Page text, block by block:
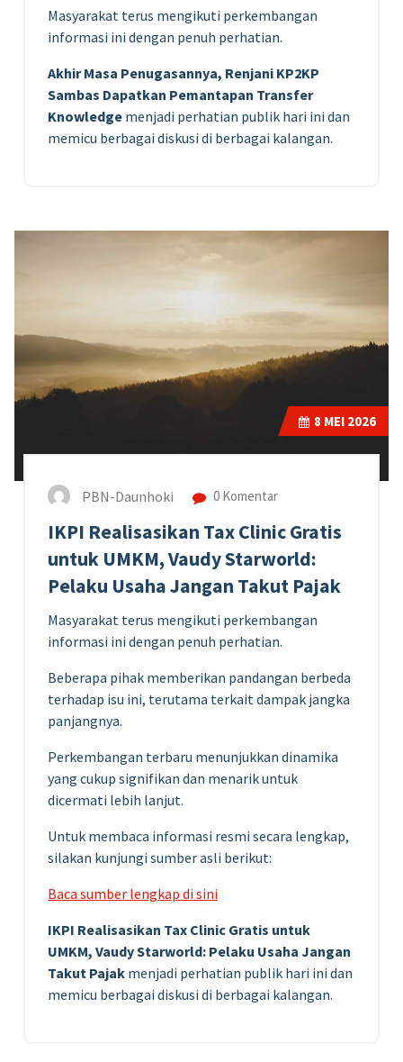
Masyarakat terus mengikuti perkembangan
informasi ini dengan penuh perhatian.
Akhir Masa Penugasannya, Renjani KP2KP
Sambas Dapatkan Pemantapan Transfer
Knowledge menjadi perhatian publik hari ini dan
memicu berbagai diskusi di berbagai kalangan.
8 MEI 2026
PBN-Daunhoki 0 Komentar
IKPI Realisasikan Tax Clinic Gratis
untuk UMKM, Vaudy Starworld:
Pelaku Usaha Jangan Takut Pajak
Masyarakat terus mengikuti perkembangan
informasi ini dengan penuh perhatian.
Beberapa pihak memberikan pandangan berbeda
terhadap isu ini, terutama terkait dampak jangka
panjangnya.
Perkembangan terbaru menunjukkan dinamika
yang cukup signifikan dan menarik untuk
dicermati lebih lanjut.
Untuk membaca informasi resmi secara lengkap,
silakan kunjungi sumber asli berikut:
Baca sumber lengkap di sini
IKPI Realisasikan Tax Clinic Gratis untuk
UMKM, Vaudy Starworld: Pelaku Usaha Jangan
Takut Pajak menjadi perhatian publik hari ini dan
memicu berbagai diskusi di berbagai kalangan.